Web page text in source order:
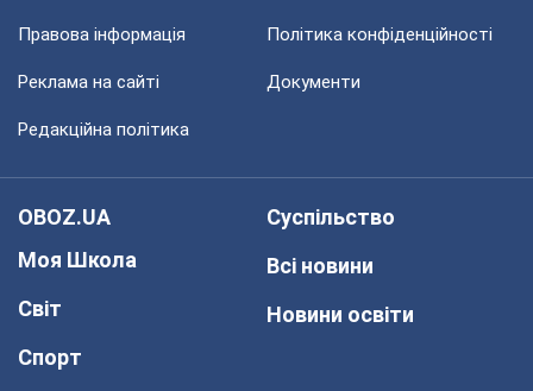
Правова інформація Політика конфіденційності
Реклама на сайті Документи
Редакційна політика
OBOZ.UA
Моя Школа
Світ
Спорт
Суспільство
Всі новини
Новини освіти